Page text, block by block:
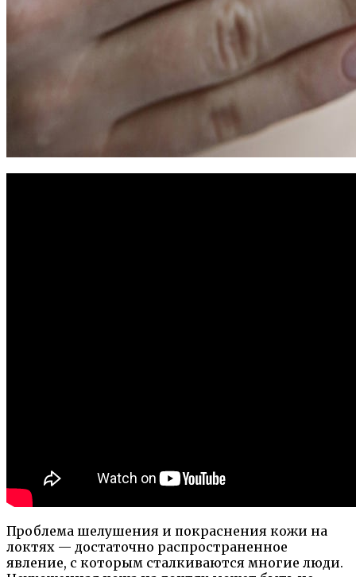
Проблема шелушения и покраснения кожи на
локтях — достаточно распространенное
явление, с которым сталкиваются многие люди.